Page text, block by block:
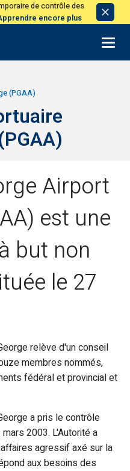
de contrôle des
encore plus Avis
de
(PGAA)
Airport
est une
but non
le 27
relève d'un conseil
membres nommés,
fédéral et provincial et
a pris le contrôle
2003. L'Autorité a
agressif axé sur la
aux besoins des